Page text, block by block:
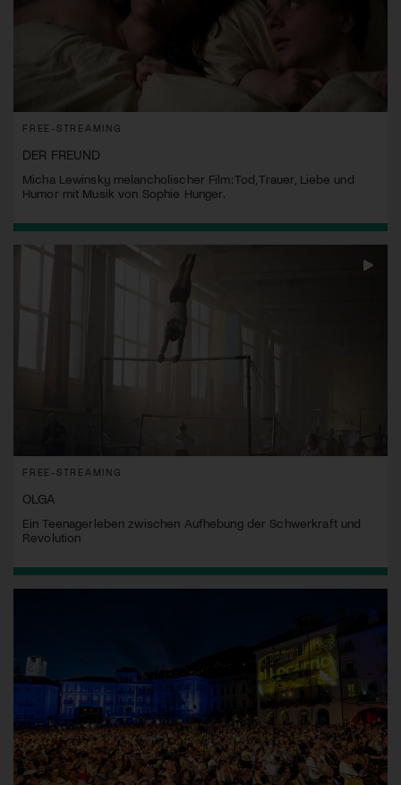
FREE-STREAMING
DER FREUND
Micha Lewinsky melancholischer Film: Tod, Trauer, Liebe und
Humor mit Musik von Sophie Hunger.
FREE-STREAMING
OLGA
Ein Teenagerleben zwischen Aufhebung der Schwerkraft und
Revolution